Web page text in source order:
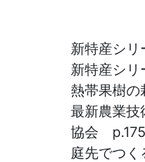
新特産シ
新特産シ
熱帯果樹
最新農業
協会
庭先でつ